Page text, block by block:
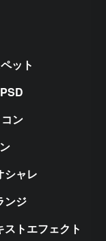
ット
PSD
ン
シャレ
ンジ
ストエフェクト